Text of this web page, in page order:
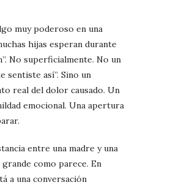
muy poderoso en una
hijas esperan durante
No superficialmente. No un
sentiste así”. Sino un
real del dolor causado. Un
emocional. Una apertura
entre una madre y una
como parece. En
a una conversación